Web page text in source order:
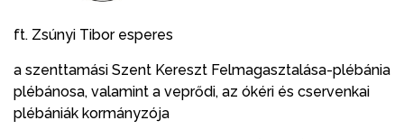
ft. Zsúnyi Tibor esperes
a szenttamási Szent Kereszt Felmagasztalása-plébánia
plébánosa, valamint a veprődi, az ókéri és cservenkai
plébániák kormányzója